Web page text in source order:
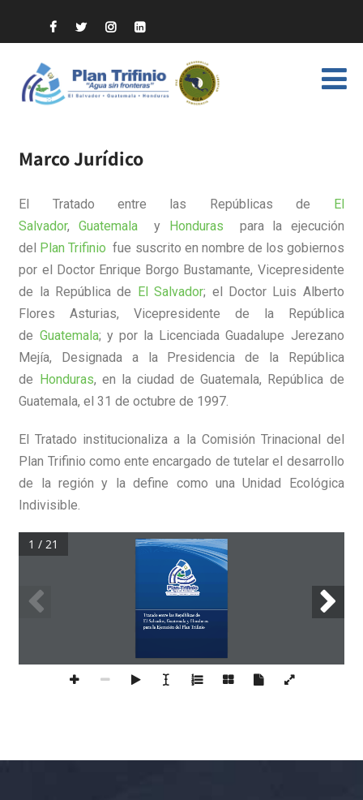
Marco Jurídico
El Tratado entre las Repúblicas de El
Salvador, Guatemalay Honduras para la ejecución
del Plan Trifinio fue suscrito en nombre de los gobiernos
por el Doctor Enrique Borgo Bustamante, Vicepresidente
de la República de El Salvador; el Doctor Luis Alberto
Flores Asturias, Vicepresidente de la República
de Guatemala; y por la Licenciada Guadalupe Jerezano
Mejía, Designada a la Presidencia de la República
de Honduras, en la ciudad de Guatemala, República de
Guatemala, el 31 de octubre de 1997.
El Tratado institucionaliza a la Comisión Trinacional del
Plan Trifinio como ente encargado de tutelar el desarrollo
de la región y la define como una Unidad Ecológica
Indivisible.
1 / 21